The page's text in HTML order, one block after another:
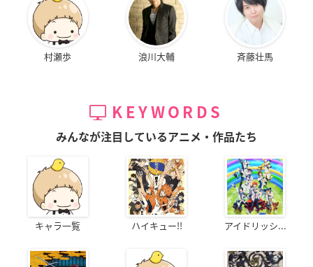
村瀬歩 浪川大輔 斉藤壮馬
KEYWORDS
みんなが注目しているアニメ・作品たち
キャラ一覧 ハイキュー!! アイドリッシ...